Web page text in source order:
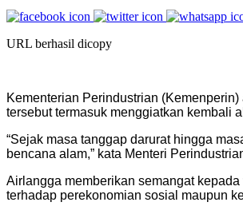
URL berhasil dicopy
Kementerian Perindustrian
tersebut termasuk menggiatkan kembali
“Sejak masa tanggap darurat hingga
bencana alam,” kata Menteri
Airlangga memberikan semangat
terhadap perekonomian sosial maupun